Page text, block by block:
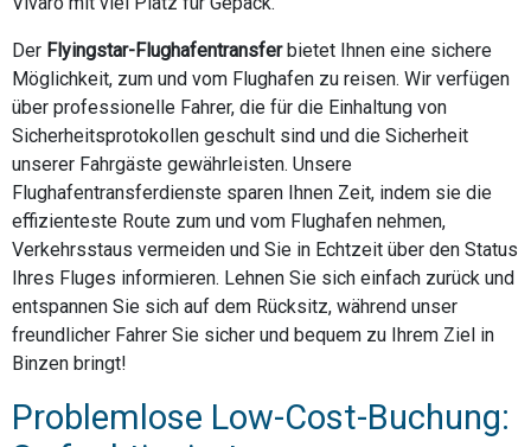
Der Flyingstar-Flughafentransferbietet Ihnen eine sichere
Möglichkeit, zum und vom Flughafen zu reisen. Wir verfügen
über professionelle Fahrer, die für die Einhaltung von
Sicherheitsprotokollen geschult sind und die Sicherheit
unserer Fahrgäste gewährleisten. Unsere
Flughafentransferdienste sparen Ihnen Zeit, indem sie die
effizienteste Route zum und vom Flughafen nehmen,
Verkehrsstaus vermeiden und Sie in Echtzeit über den Status
Ihres Fluges informieren. Lehnen Sie sich einfach zurück und
entspannen Sie sich auf dem Rücksitz, während unser
freundlicher Fahrer Sie sicher und bequem zu Ihrem Ziel in
Binzen bringt!
Problemlose Low-Cost-Buchung: